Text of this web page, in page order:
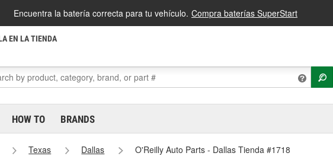
Encuentra la batería correcta para tu vehículo. Compra baterías SuperStart
EN LA TIENDA
HOW TO BRANDS
Texas Dallas O'Reilly Auto Parts - Dallas Tienda #1718